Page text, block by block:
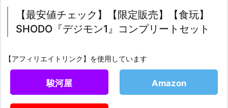
【最安値チェック】【限定販売】【食玩】
SHODO『デジモン1』コンプリートセット
【アフィリエイトリンク】を使用しています
駿河屋 Amazon